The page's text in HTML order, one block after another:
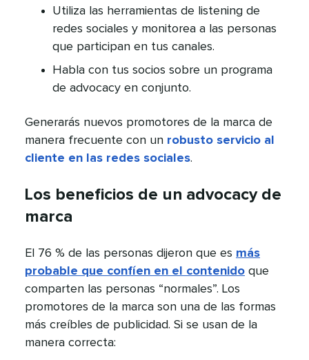
Utiliza las herramientas de listening de
redes sociales y monitorea a las personas
que participan en tus canales.​​
Habla con tus socios sobre un programa
de advocacy en conjunto.​​
Generarás nuevos promotores de la marca de
manera frecuente con un robusto servicio al
cliente en las redes sociales.​​
Los beneficios de un advocacy de
marca​​
El 76 % de las personas dijeron que es más
probable que confíen en el contenido que
comparten las personas “normales”. Los
promotores de la marca son una de las formas
más creíbles de publicidad. Si se usan de la
manera correcta:​​